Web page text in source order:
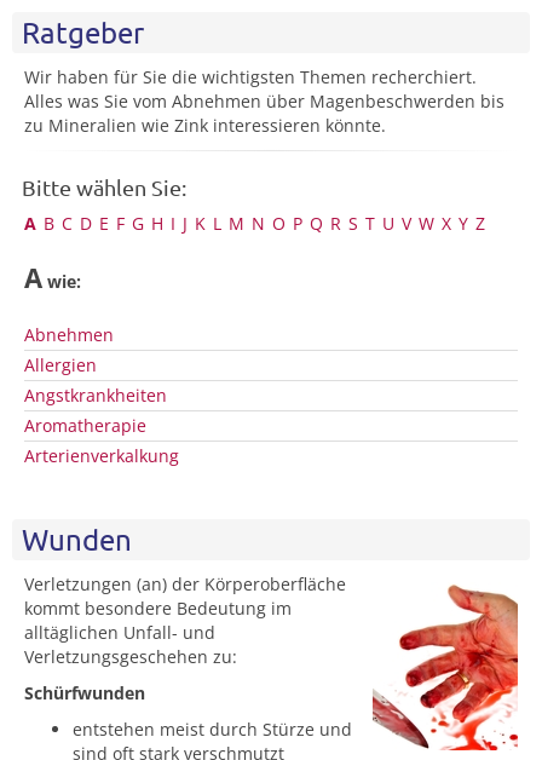
Ratgeber
Wir haben für Sie die wichtigsten Themen recherchiert.
Alles was Sie vom Abnehmen über Magenbeschwerden bis
zu Mineralien wie Zink interessieren könnte.
Bitte wählen Sie:
A B C D E F G H I J K L M N O P Q R S T U V W X Y Z
A wie:
Abnehmen
Allergien
Angstkrankheiten
Aromatherapie
Arterienverkalkung
Wunden
Verletzungen (an) der Körperoberfläche
kommt besondere Bedeutung im
alltäglichen Unfall- und
Verletzungsgeschehen zu:
Schürfwunden
entstehen meist durch Stürze und
sind oft stark verschmutzt